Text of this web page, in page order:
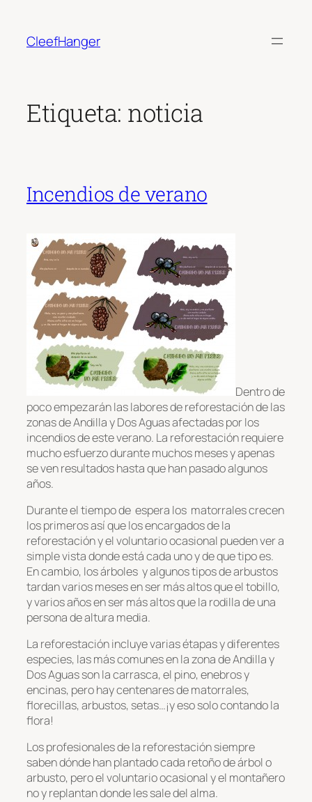
contenido
CleefHanger
Etiqueta: noticia
Incendios de verano
Dentro de
poco empezarán las labores de reforestación de las
zonas de Andilla y Dos Aguas afectadas por los
incendios de este verano. La reforestación requiere
mucho esfuerzo durante muchos meses y apenas
se ven resultados hasta que han pasado algunos
años.
Durante el tiempo de espera los matorrales crecen
los primeros así que los encargados de la
reforestación y el voluntario ocasional pueden ver a
simple vista donde está cada uno y de que tipo es.
En cambio, los árboles y algunos tipos de arbustos
tardan varios meses en ser más altos que el tobillo,
y varios años en ser más altos que la rodilla de una
persona de altura media.
La reforestación incluye varias étapas y diferentes
especies, las más comunes en la zona de Andilla y
Dos Aguas son la carrasca, el pino, enebros y
encinas, pero hay centenares de matorrales,
florecillas, arbustos, setas…¡y eso solo contando la
flora!
Los profesionales de la reforestación siempre
saben dónde han plantado cada retoño de árbol o
arbusto, pero el voluntario ocasional y el montañero
no y replantan donde les sale del alma.